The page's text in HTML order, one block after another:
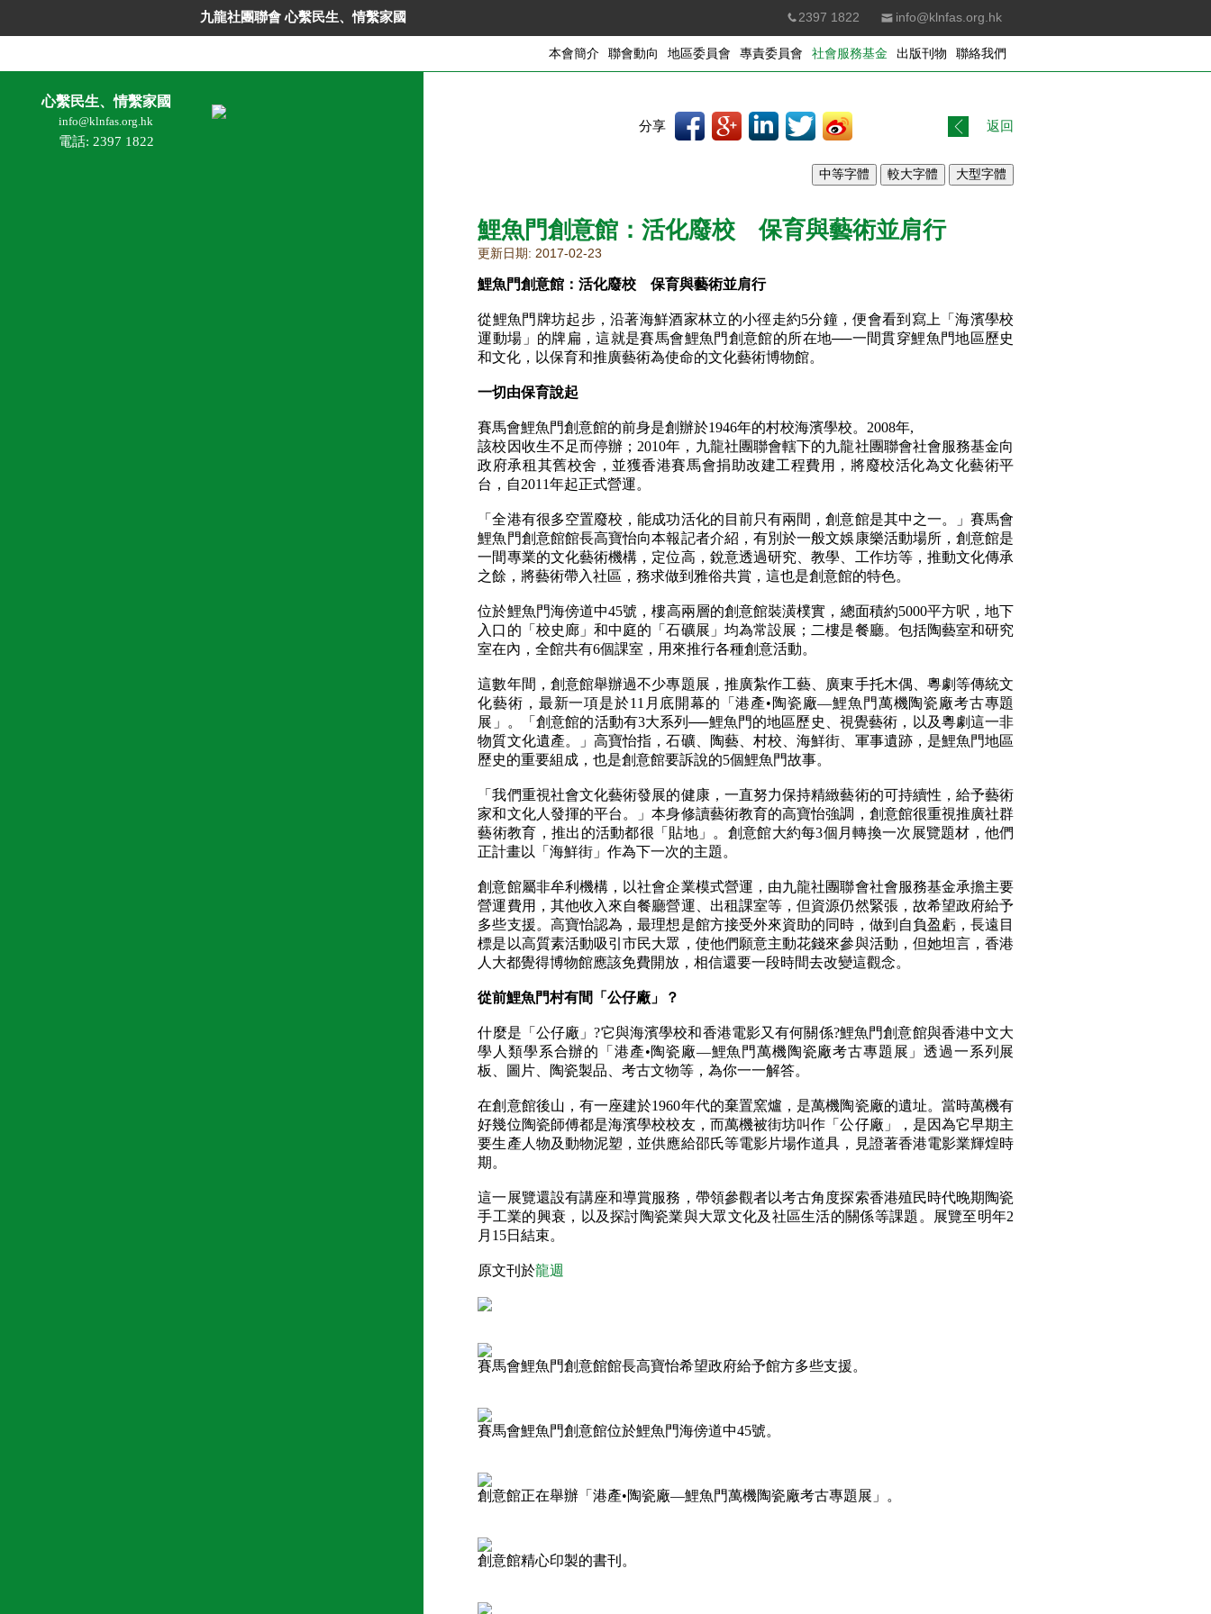
九龍社團聯會 心繫民生、情繫家國 2397 1822 info@klnfas.org.hk
聯絡我們
出版刊物
社會服務基金
專責委員會
地區委員會
聯會動向
本會簡介
心繫民生、情繫家國
info@klnfas.org.hk
電話: 2397 1822
分享 返回
鯉魚門創意館：活化廢校 保育與藝術並肩行
更新日期: 2017-02-23
鯉魚門創意館：活化廢校 保育與藝術並肩行
從鯉魚門牌坊起步，沿著海鮮酒家林立的小徑走約5分鐘，便會看到寫上「海濱學校
運動場」的牌扁，這就是賽馬會鯉魚門創意館的所在地──一間貫穿鯉魚門地區歷史
和文化，以保育和推廣藝術為使命的文化藝術博物館。
一切由保育說起
賽馬會鯉魚門創意館的前身是創辦於1946年的村校海濱學校。2008年,
該校因收生不足而停辦；2010年，九龍社團聯會轄下的九龍社團聯會社會服務基金向
政府承租其舊校舍，並獲香港賽馬會捐助改建工程費用，將廢校活化為文化藝術平
台，自2011年起正式營運。
「全港有很多空置廢校，能成功活化的目前只有兩間，創意館是其中之一。」賽馬會
鯉魚門創意館館長高寶怡向本報記者介紹，有別於一般文娛康樂活動場所，創意館是
一間專業的文化藝術機構，定位高，銳意透過研究、教學、工作坊等，推動文化傳承
之餘，將藝術帶入社區，務求做到雅俗共賞，這也是創意館的特色。
位於鯉魚門海傍道中45號，樓高兩層的創意館裝潢樸實，總面積約5000平方呎，地下
入口的「校史廊」和中庭的「石礦展」均為常設展；二樓是餐廳。包括陶藝室和研究
室在內，全館共有6個課室，用來推行各種創意活動。
這數年間，創意館舉辦過不少專題展，推廣紮作工藝、廣東手托木偶、粵劇等傳統文
化藝術，最新一項是於11月底開幕的「港產•陶瓷廠—鯉魚門萬機陶瓷廠考古專題
展」。「創意館的活動有3大系列──鯉魚門的地區歷史、視覺藝術，以及粵劇這一非
物質文化遺產。」高寶怡指，石礦、陶藝、村校、海鮮街、軍事遺跡，是鯉魚門地區
歷史的重要組成，也是創意館要訴說的5個鯉魚門故事。
「我們重視社會文化藝術發展的健康，一直努力保持精緻藝術的可持續性，給予藝術
家和文化人發揮的平台。」本身修讀藝術教育的高寶怡強調，創意館很重視推廣社群
藝術教育，推出的活動都很「貼地」。創意館大約每3個月轉換一次展覽題材，他們
正計畫以「海鮮街」作為下一次的主題。
創意館屬非牟利機構，以社會企業模式營運，由九龍社團聯會社會服務基金承擔主要
營運費用，其他收入來自餐廳營運、出租課室等，但資源仍然緊張，故希望政府給予
多些支援。高寶怡認為，最理想是館方接受外來資助的同時，做到自負盈虧，長遠目
標是以高質素活動吸引市民大眾，使他們願意主動花錢來參與活動，但她坦言，香港
人大都覺得博物館應該免費開放，相信還要一段時間去改變這觀念。
從前鯉魚門村有間「公仔廠」？
什麼是「公仔廠」?它與海濱學校和香港電影又有何關係?鯉魚門創意館與香港中文大
學人類學系合辦的「港產•陶瓷廠—鯉魚門萬機陶瓷廠考古專題展」透過一系列展
板、圖片、陶瓷製品、考古文物等，為你一一解答。
在創意館後山，有一座建於1960年代的棄置窯爐，是萬機陶瓷廠的遺址。當時萬機有
好幾位陶瓷師傅都是海濱學校校友，而萬機被街坊叫作「公仔廠」，是因為它早期主
要生產人物及動物泥塑，並供應給邵氏等電影片場作道具，見證著香港電影業輝煌時
期。
這一展覽還設有講座和導賞服務，帶領參觀者以考古角度探索香港殖民時代晚期陶瓷
手工業的興衰，以及探討陶瓷業與大眾文化及社區生活的關係等課題。展覽至明年2
月15日結束。
原文刊於龍週
賽馬會鯉魚門創意館館長高寶怡希望政府給予館方多些支援。
賽馬會鯉魚門創意館位於鯉魚門海傍道中45號。
創意館正在舉辦「港產•陶瓷廠—鯉魚門萬機陶瓷廠考古專題展」。
創意館精心印製的書刊。